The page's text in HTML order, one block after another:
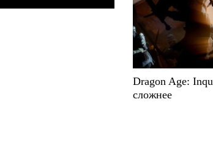
Dragon Age:
сложнее